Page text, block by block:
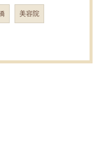
美容院